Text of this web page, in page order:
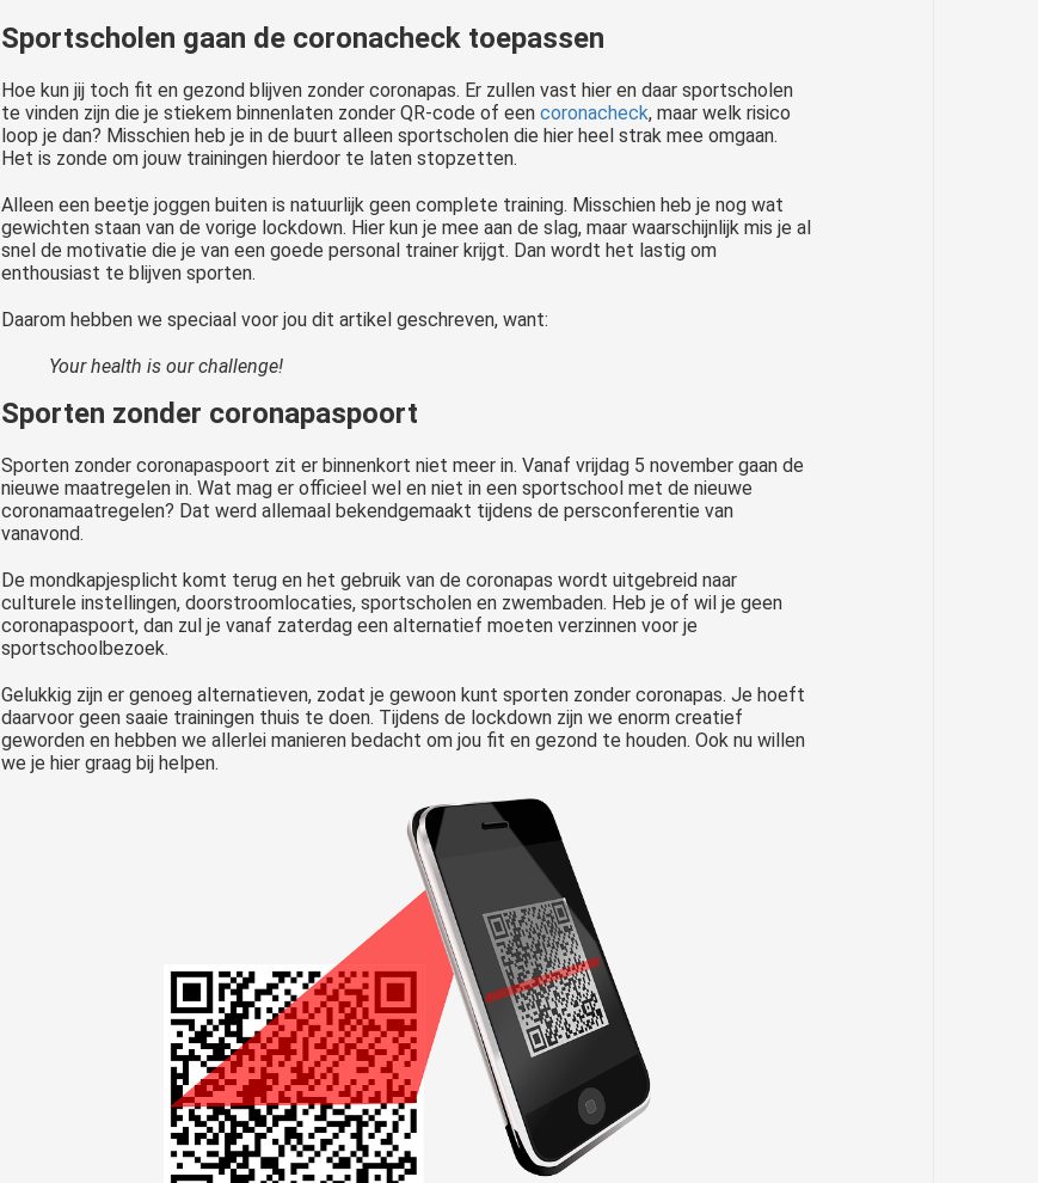
Sportscholen gaan de coronacheck toepassen
Hoe kun jij toch fit en gezond blijven zonder coronapas. Er zullen vast hier en daar sportscholen
te vinden zijn die je stiekem binnenlaten zonder QR-code of een coronacheck, maar welk risico
loop je dan? Misschien heb je in de buurt alleen sportscholen die hier heel strak mee omgaan.
Het is zonde om jouw trainingen hierdoor te laten stopzetten.
Alleen een beetje joggen buiten is natuurlijk geen complete training. Misschien heb je nog wat
gewichten staan van de vorige lockdown. Hier kun je mee aan de slag, maar waarschijnlijk mis je al
snel de motivatie die je van een goede personal trainer krijgt. Dan wordt het lastig om
enthousiast te blijven sporten.
Daarom hebben we speciaal voor jou dit artikel geschreven, want:
Your health is our challenge!
Sporten zonder coronapaspoort
Sporten zonder coronapaspoort zit er binnenkort niet meer in. Vanaf vrijdag 5 november gaan de
nieuwe maatregelen in. Wat mag er officieel wel en niet in een sportschool met de nieuwe
coronamaatregelen? Dat werd allemaal bekendgemaakt tijdens de persconferentie van
vanavond.
De mondkapjesplicht komt terug en het gebruik van de coronapas wordt uitgebreid naar
culturele instellingen, doorstroomlocaties, sportscholen en zwembaden. Heb je of wil je geen
coronapaspoort, dan zul je vanaf zaterdag een alternatief moeten verzinnen voor je
sportschoolbezoek.
Gelukkig zijn er genoeg alternatieven, zodat je gewoon kunt sporten zonder coronapas. Je hoeft
daarvoor geen saaie trainingen thuis te doen. Tijdens de lockdown zijn we enorm creatief
geworden en hebben we allerlei manieren bedacht om jou fit en gezond te houden. Ook nu willen
we je hier graag bij helpen.